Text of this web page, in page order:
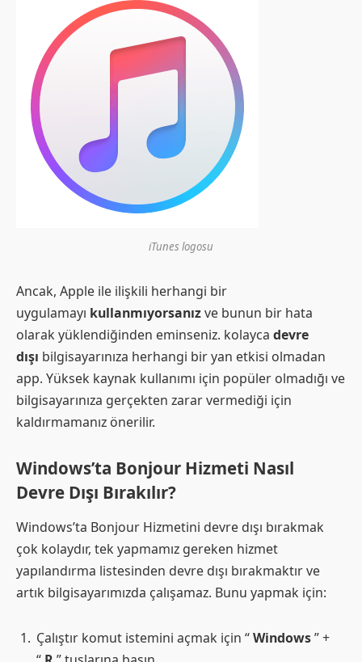
iTunes logosu
Ancak, Apple ile ilişkili herhangi bir
uygulamayı kullanmıyorsanızve bunun bir hata
olarak yüklendiğinden eminseniz. kolayca devre
dışı bilgisayarınıza herhangi bir yan etkisi olmadan
app. Yüksek kaynak kullanımı için popüler olmadığı ve
bilgisayarınıza gerçekten zarar vermediği için
kaldırmamanız önerilir.
Windows’ta Bonjour Hizmeti Nasıl
Devre Dışı Bırakılır?
Windows’ta Bonjour Hizmetini devre dışı bırakmak
çok kolaydır, tek yapmamız gereken hizmet
yapılandırma listesinden devre dışı bırakmaktır ve
artık bilgisayarımızda çalışamaz. Bunu yapmak için:
Çalıştır komut istemini açmak için “Windows” +